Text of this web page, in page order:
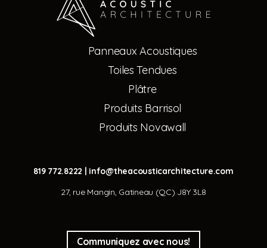
Panneaux Acoustiques
Toiles Tendues
Plâtre
Produits Barrisol
Produits Novawall
819 772.8222 | info@theacousticarchitecture.com
27, rue Mangin, Gatineau (QC) J8Y 3L8
Communiquez avec nous!